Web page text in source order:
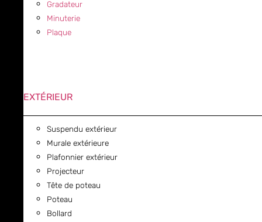
Gradateur
Minuterie
Plaque
EXTÉRIEUR
Suspendu extérieur
Murale extérieure
Plafonnier extérieur
Projecteur
Tête de poteau
Poteau
Bollard